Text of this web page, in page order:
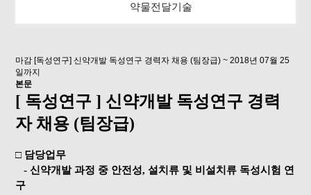
약물전달기술
마감 [독성연구] 신약개발 독성연구 경력자 채용 (팀장급) ~ 2018년 07월 25
일까지
본문
[ 독성연구 ] 신약개발 독성연구 경력
자 채용 (팀장급)
□ 담당업무
- 신약개발 과정 중 안전성, 설치류 및 비설치류 독성시험 연
구